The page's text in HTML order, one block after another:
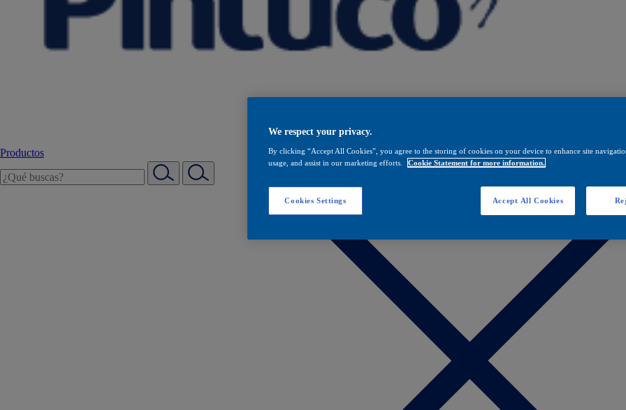
Productos
We respect your privacy.
By clicking “Accept All Cookies”, you agree to the storing of cookies on your device to enhance site
usage, and assist in our marketing efforts.
Cookie Statement for more information.
Cookies Settings Accept All Cookies